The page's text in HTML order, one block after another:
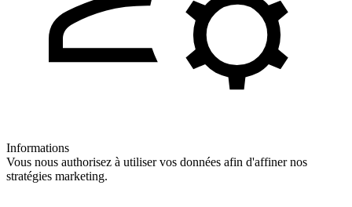
Informations
Vous nous authorisez à utiliser vos données afin d'affiner nos
stratégies marketing.